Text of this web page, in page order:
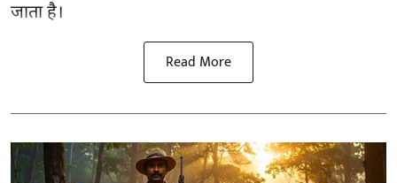
जाता है।
Read More